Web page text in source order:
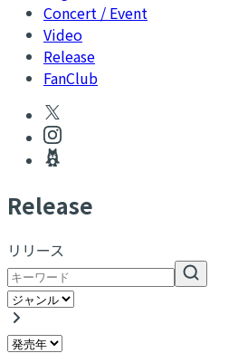
Concert / Event
Video
Release
FanClub
Release
リリース